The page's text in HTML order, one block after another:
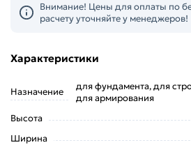
Внимание! Цены для оплаты по
расчету уточняйте у менеджеров!
Характеристики
Назначение
для фундамента, для
для армирования
Высота
Ширина